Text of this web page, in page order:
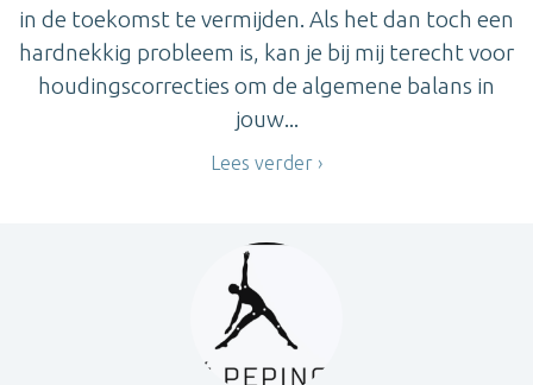
in de toekomst te vermijden. Als het dan toch een
hardnekkig probleem is, kan je bij mij terecht voor
houdingscorrecties om de algemene balans in
jouw...
Lees verder